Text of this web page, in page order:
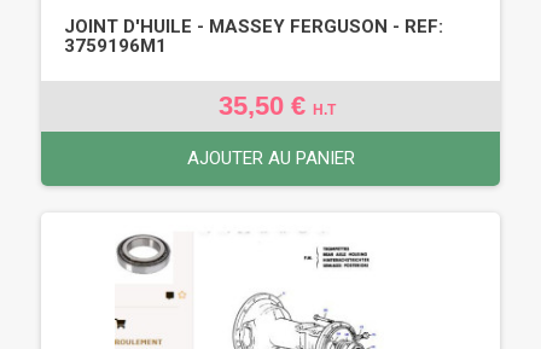
JOINT D'HUILE - MASSEY FERGUSON - REF:
3759196M1
35,50 € H.T
AJOUTER AU PANIER